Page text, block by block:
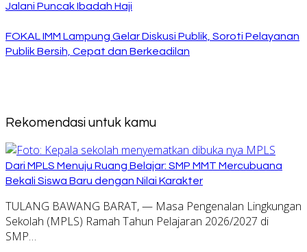
Jalani Puncak Ibadah Haji
FOKAL IMM Lampung Gelar Diskusi Publik, Soroti Pelayanan
Publik Bersih, Cepat dan Berkeadilan
Rekomendasi untuk kamu
Dari MPLS Menuju Ruang Belajar: SMP MMT Mercubuana
Bekali Siswa Baru dengan Nilai Karakter
TULANG BAWANG BARAT, — Masa Pengenalan Lingkungan
Sekolah (MPLS) Ramah Tahun Pelajaran 2026/2027 di
SMP…